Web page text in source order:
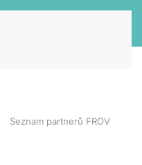
Seznam partnerů FROV